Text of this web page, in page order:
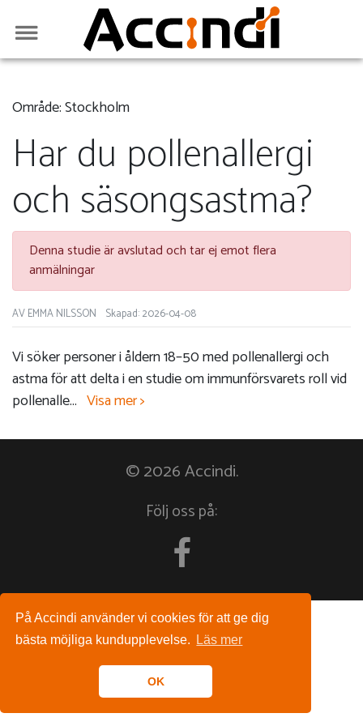
På Accindi använder vi cookies för att ge dig
bästa möjliga kundupplevelse.
Läs mer
OK
Område: Stockholm
Har du pollenallergi
och säsongsastma?
Denna studie är avslutad och tar ej emot flera
anmälningar
AV EMMA NILSSON Skapad: 2026-04-08
Vi söker personer i åldern 18–50 med pollenallergi och
astma för att delta i en studie om immunförsvarets roll vid
pollenalle... Visa mer >
© 2026 Accindi.
Följ oss på: